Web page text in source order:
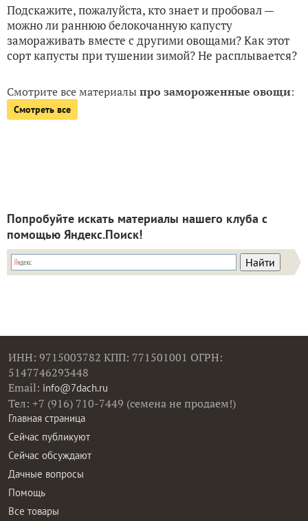
Подскажите, пожалуйста, кто знает и пробовал —
можно ли раннюю белокочанную капусту
замораживать вместе с другими овощами? Как этот
сорт капусты при тушении зимой? Не расплывается?
Смотрите все материалыпро замороженные овощи:
Смотреть все
Попробуйте искать материалы нашего клуба с
помощью Яндекс.Поиск!
ИНН: 9715003782 КПП: 771501001 ОГРН:
5147746293448
Email: info@7dach.ru
Тел: +7 (916) 710-7449 (семена не продаем!)
Главная страница
Сейчас публикуют
Сейчас обсуждают
Дачные вопросы
Помощь
Все товары